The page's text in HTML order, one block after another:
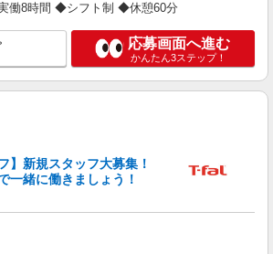
働8時間 ◆シフト制 ◆休憩60分
応募画面へ進む
かんたん3ステップ！
】新規スタッフ大募集！
一緒に働きましょう！